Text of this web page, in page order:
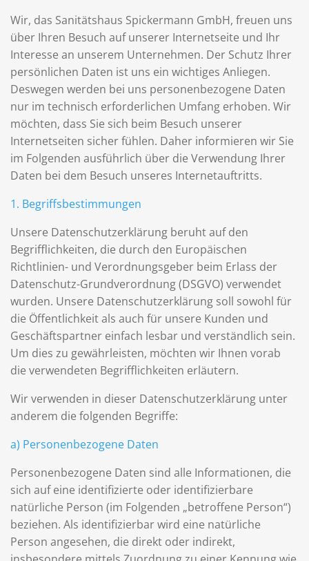
Wir, das Sanitätshaus Spickermann GmbH, freuen uns
über Ihren Besuch auf unserer Internetseite und Ihr
Interesse an unserem Unternehmen. Der Schutz Ihrer
persönlichen Daten ist uns ein wichtiges Anliegen.
Deswegen werden bei uns personenbezogene Daten
nur im technisch erforderlichen Umfang erhoben. Wir
möchten, dass Sie sich beim Besuch unserer
Internetseiten sicher fühlen. Daher informieren wir Sie
im Folgenden ausführlich über die Verwendung Ihrer
Daten bei dem Besuch unseres Internetauftritts.
1. Begriffsbestimmungen
Unsere Datenschutzerklärung beruht auf den
Begrifflichkeiten, die durch den Europäischen
Richtlinien- und Verordnungsgeber beim Erlass der
Datenschutz-Grundverordnung (DSGVO) verwendet
wurden. Unsere Datenschutzerklärung soll sowohl für
die Öffentlichkeit als auch für unsere Kunden und
Geschäftspartner einfach lesbar und verständlich sein.
Um dies zu gewährleisten, möchten wir Ihnen vorab
die verwendeten Begrifflichkeiten erläutern.
Wir verwenden in dieser Datenschutzerklärung unter
anderem die folgenden Begriffe:
a) Personenbezogene Daten
Personenbezogene Daten sind alle Informationen, die
sich auf eine identifizierte oder identifizierbare
natürliche Person (im Folgenden „betroffene Person“)
beziehen. Als identifizierbar wird eine natürliche
Person angesehen, die direkt oder indirekt,